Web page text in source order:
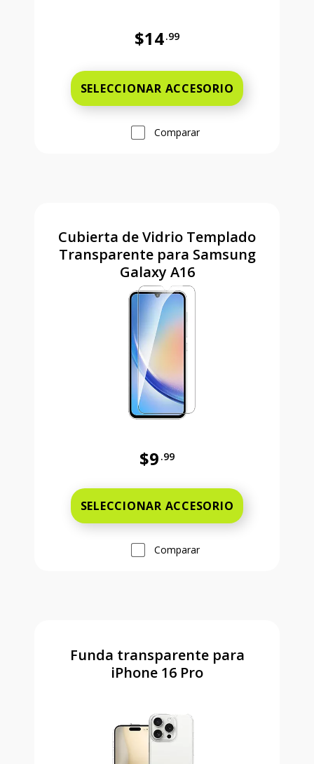
$14.99
SELECCIONAR ACCESORIO
Comparar
Cubierta de Vidrio Templado
Transparente para Samsung
Galaxy A16
$9 .99
SELECCIONAR ACCESORIO
Comparar
Funda transparente para
iPhone 16 Pro